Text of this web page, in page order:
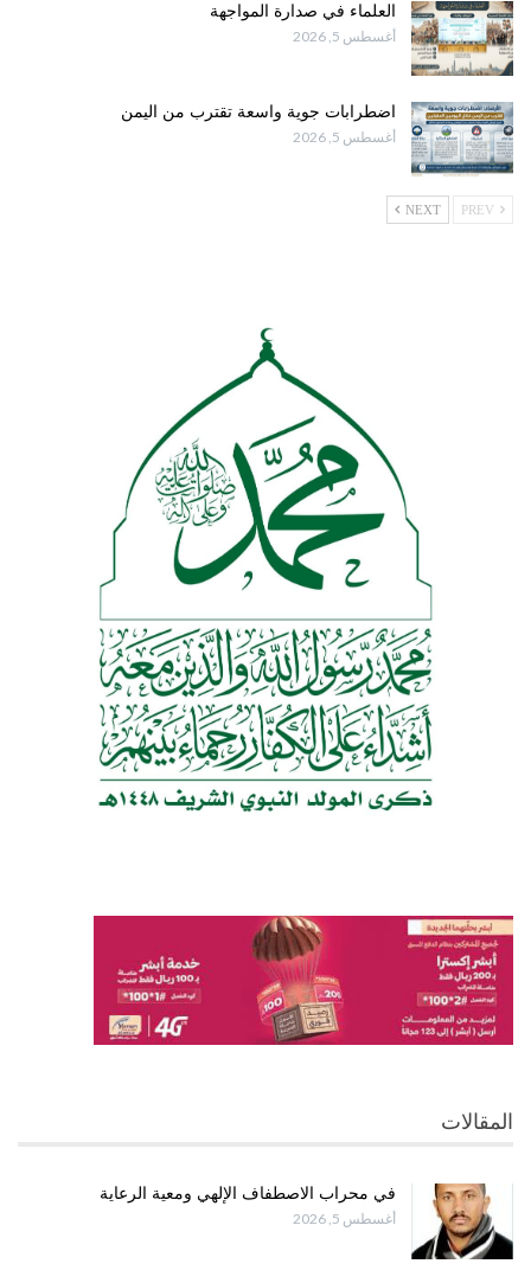
العلماء في صدارة المواجهة
أغسطس 5, 2026
اضطرابات جوية واسعة تقترب من اليمن
أغسطس 5, 2026
NEXT
المقالات
في محراب الاصطفاف الإلهي ومعية الرعاية
أغسطس 5, 2026